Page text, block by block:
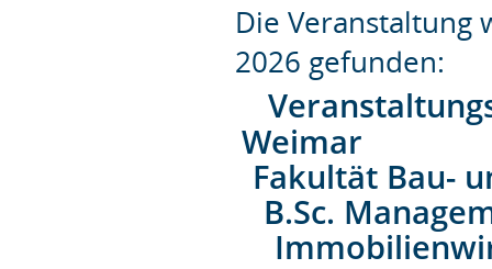
Die Veranstaltung
2026 gefunden:
Weimar
Fakultät Bau-
B.Sc.